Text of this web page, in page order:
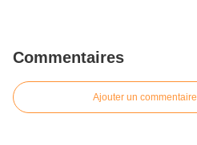
Commentaires
Ajouter un commentaire